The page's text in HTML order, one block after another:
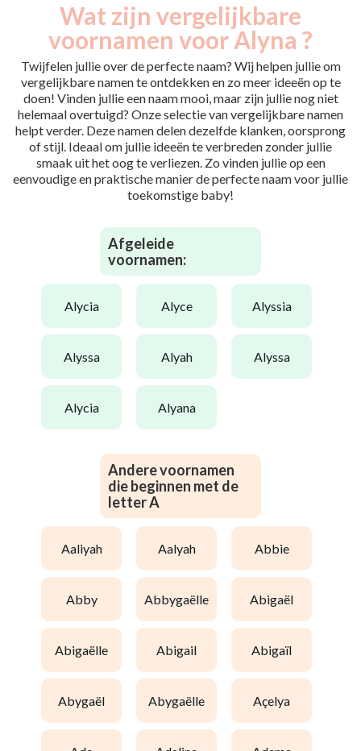
Wat zijn vergelijkbare
voornamen voor Alyna ?
Twijfelen jullie over de perfecte naam? Wij helpen jullie om
vergelijkbare namen te ontdekken en zo meer ideeën op te
doen! Vinden jullie een naam mooi, maar zijn jullie nog niet
helemaal overtuigd? Onze selectie van vergelijkbare namen
helpt verder. Deze namen delen dezelfde klanken, oorsprong
of stijl. Ideaal om jullie ideeën te verbreden zonder jullie
smaak uit het oog te verliezen. Zo vinden jullie op een
eenvoudige en praktische manier de perfecte naam voor jullie
toekomstige baby!
Afgeleide
voornamen:
alycia alyce alyssia
alyssa alyah alyssa
alycia alyana
Andere voornamen
die beginnen met de
letter A
aaliyah aalyah abbie
abby abbygaëlle abigaël
abigaëlle abigail abigaïl
abygaël abygaëlle açelya